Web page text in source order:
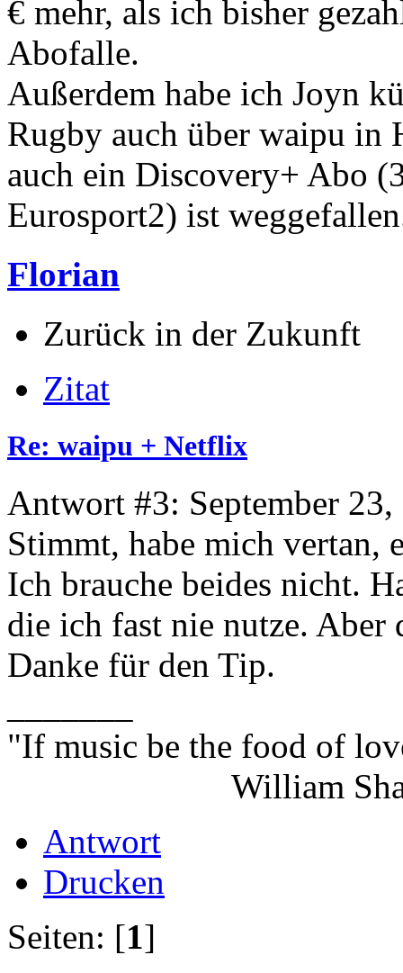
€ mehr, als ich bisher
Abofalle.
Außerdem habe ich Joyn
Rugby auch über waipu in
auch ein Discovery+ Abo
Eurosport2) ist
Florian
Zurück in der Zukunft
Zitat
Re: waipu + Netflix
Antwort #3: September
Stimmt, habe mich vertan,
Ich brauche beides nicht.
die ich fast nie nutze. Aber
Danke für den Tip.
"If music be the food of
William
Antwort
Drucken
Seiten: [1]